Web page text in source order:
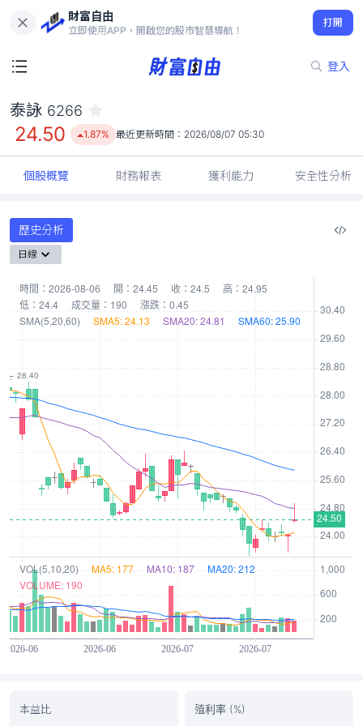
財富自由
立即使用APP，開啟您的股市智慧導航！
打開
登入
24.50
1.87%
泰詠 6266
24.50 1.87% 最近更新時間： 2026/08/07 05:30
個股概覽 財務報表 獲利能力 安全性分析
歷史分析
日線
本益比 殖利率 (%)